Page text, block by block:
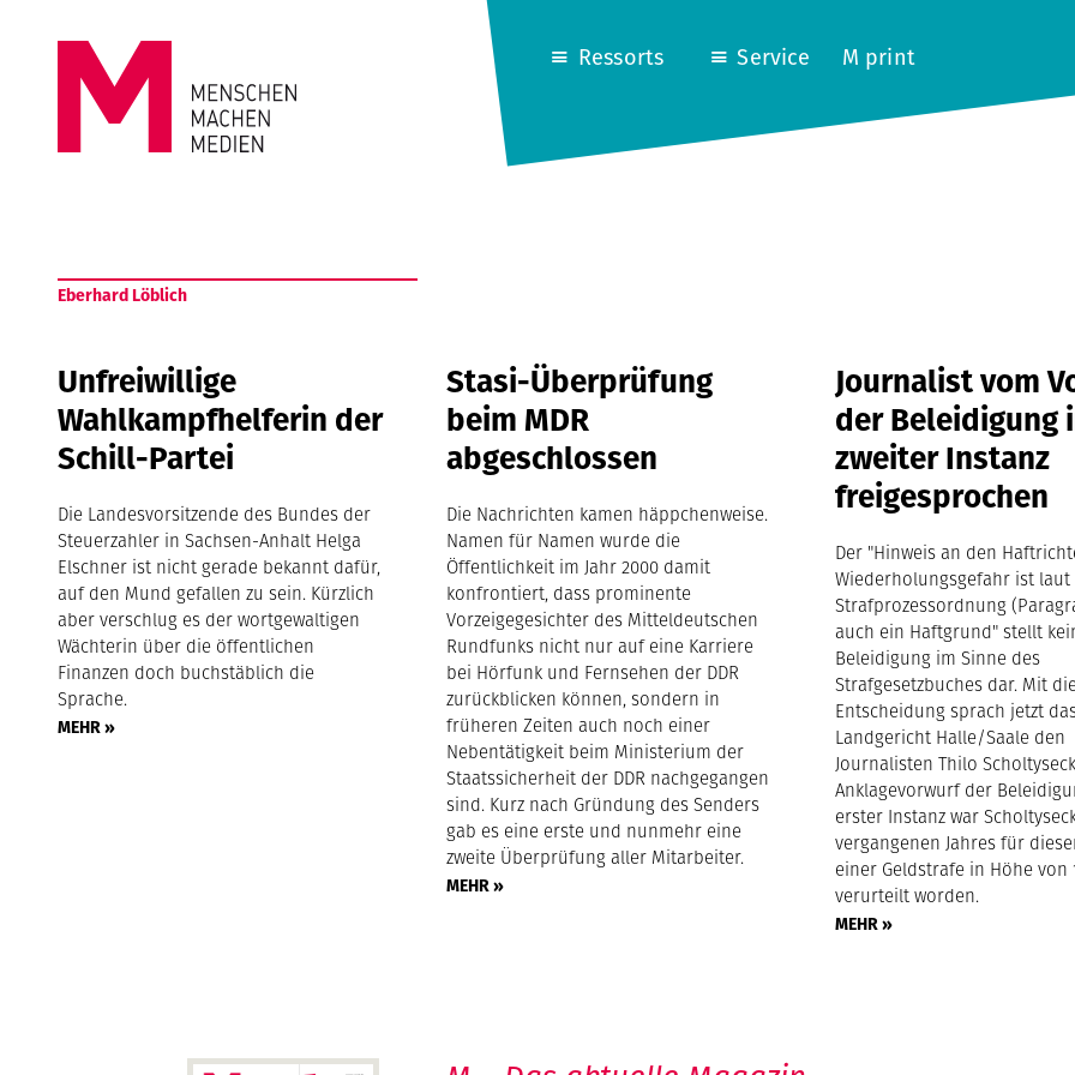
MACHEN
MEDIEN
Ressorts Service M print
Eberhard Löblich
Unfreiwillige
Wahlkampfhelferin der
Schill-Partei
Die Landesvorsitzende des Bundes der
Steuerzahler in Sachsen-Anhalt Helga
Elschner ist nicht gerade bekannt dafür,
auf den Mund gefallen zu sein. Kürzlich
aber verschlug es der wortgewaltigen
Wächterin über die öffentlichen
Finanzen doch buchstäblich die
Sprache.
MEHR »
Stasi-Überprüfung
beim MDR
abgeschlossen
Die Nachrichten kamen häppchenweise.
Namen für Namen wurde die
Öffentlichkeit im Jahr 2000 damit
konfrontiert, dass prominente
Vorzeigegesichter des Mitteldeutschen
Rundfunks nicht nur auf eine Karriere
bei Hörfunk und Fernsehen der DDR
zurückblicken können, sondern in
früheren Zeiten auch noch einer
Nebentätigkeit beim Ministerium der
Staatssicherheit der DDR nachgegangen
sind. Kurz nach Gründung des Senders
gab es eine erste und nunmehr eine
zweite Überprüfung aller Mitarbeiter.
MEHR »
Journalist vom
der Beleidigung
zweiter Instanz
freigesprochen
Der "Hinweis an den
Wiederholungsgefahr ist laut
Strafprozessordnung
auch ein Haftgrund" stellt
Beleidigung im Sinne des
Strafgesetzbuches dar. Mit
Entscheidung sprach jetzt
Landgericht Halle/Saale den
Journalisten Thilo
Anklagevorwurf der
erster Instanz war
vergangenen Jahres für
einer Geldstrafe in Höhe von
verurteilt worden.
MEHR »